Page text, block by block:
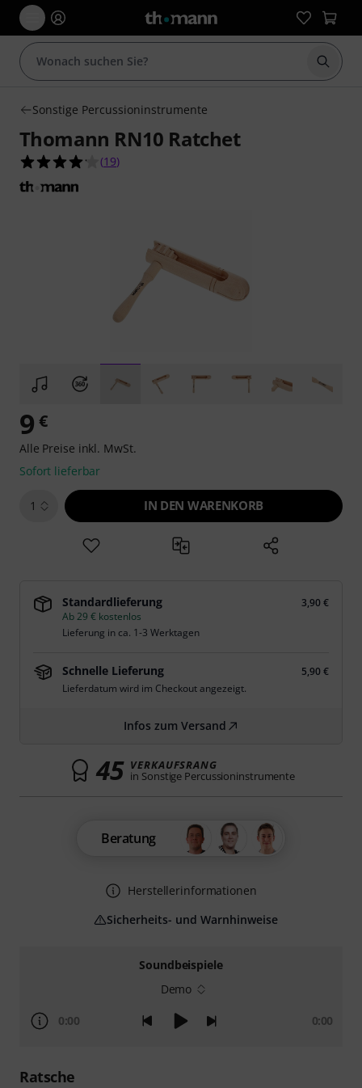
Suche
Sonstige Percussioninstrumente
Thomann RN10 Ratchet
4.2 von 5 Sternen aus 19 Kundenbewertungen
(19)
Soundbeispiele
Demo
0:00 0:00
Ratsche
9 €
Alle Preise inkl. MwSt.
Sofort lieferbar
1 IN DEN WARENKORB
Standardlieferung
3,90 €
Ab 29 € kostenlos
Lieferung in ca. 1-3 Werktagen
Schnelle Lieferung
5,90 €
Lieferdatum wird im Checkout angezeigt.
Infos zum Versand
45 VERKAUFSRANG
in Sonstige Percussioninstrumente
Beratung
Herstellerinformationen
Sicherheits- und Warnhinweise